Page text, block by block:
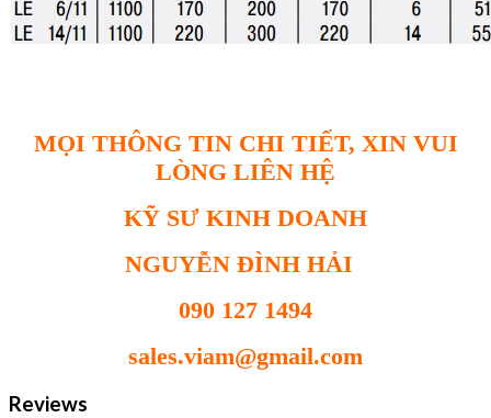
MỌI THÔNG TIN CHI TIẾT, XIN VUI
LÒNG LIÊN HỆ
KỸ SƯ KINH DOANH
NGUYỄN ĐÌNH HẢI
090 127 1494
sales.viam@gmail.com
Reviews